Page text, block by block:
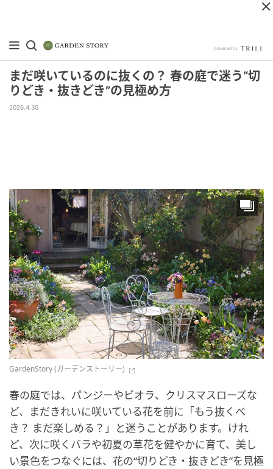
まだ咲いているのに抜くの？ 春の庭で迷う“切
りどき・抜きどき”の見極め方
2026.4.30
GardenStory (ガーデンストーリー)
春の庭では、パンジーやビオラ、クリスマスローズな
ど、まだきれいに咲いている花を前に「もう抜くべ
き？ まだ楽しめる？」と迷うことがあります。けれ
ど、次に咲くバラや初夏の草花を健やかに育て、美し
い景色をつなぐには、花の“切りどき・抜きどき”を見極